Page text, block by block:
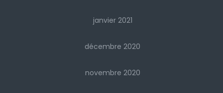
janvier 2021
décembre 2020
novembre 2020